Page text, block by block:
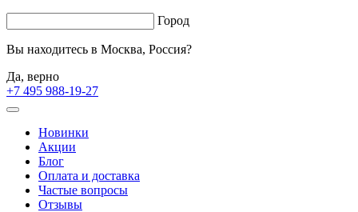
Город
Вы находитесь в Москва, Россия?
Да, верно
+7 495 988-19-27
Новинки
Акции
Блог
Оплата и доставка
Частые вопросы
Отзывы